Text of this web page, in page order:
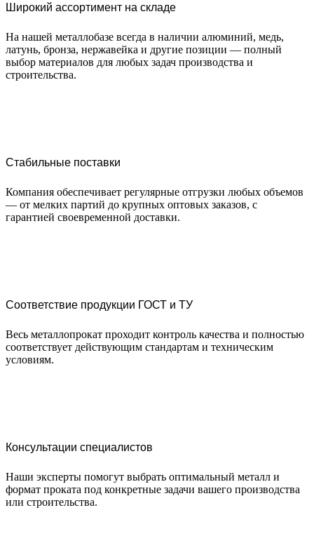
Широкий ассортимент на складе
На нашей металлобазе всегда в наличии алюминий, медь,
латунь, бронза, нержавейка и другие позиции — полный
выбор материалов для любых задач производства и
строительства.
Стабильные поставки
Компания обеспечивает регулярные отгрузки любых объемов
— от мелких партий до крупных оптовых заказов, с
гарантией своевременной доставки.
Соответствие продукции ГОСТ и ТУ
Весь металлопрокат проходит контроль качества и полностью
соответствует действующим стандартам и техническим
условиям.
Консультации специалистов
Наши эксперты помогут выбрать оптимальный металл и
формат проката под конкретные задачи вашего производства
или строительства.